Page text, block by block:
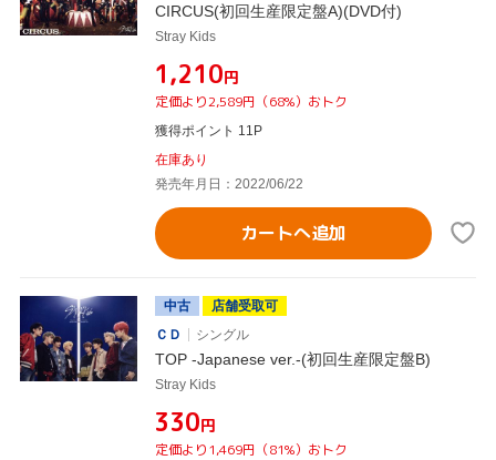
CIRCUS(初回生産限定盤A)(DVD付)
Stray Kids
¥1,210円
定価より2,589円（68%）おトク
獲得ポイント 11P
在庫あり
発売年月日：2022/06/22
カートへ追加
中古
店舗受取可
ＣＤ
シングル
TOP -Japanese ver.-(初回生産限定盤B)
Stray Kids
¥330円
定価より1,469円（81%）おトク